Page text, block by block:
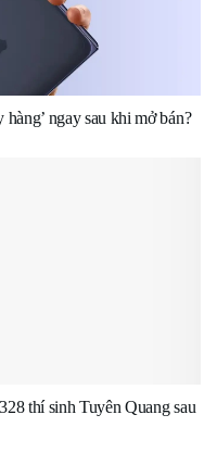
ngay sau khi mở bán?
thí sinh Tuyên Quang sau